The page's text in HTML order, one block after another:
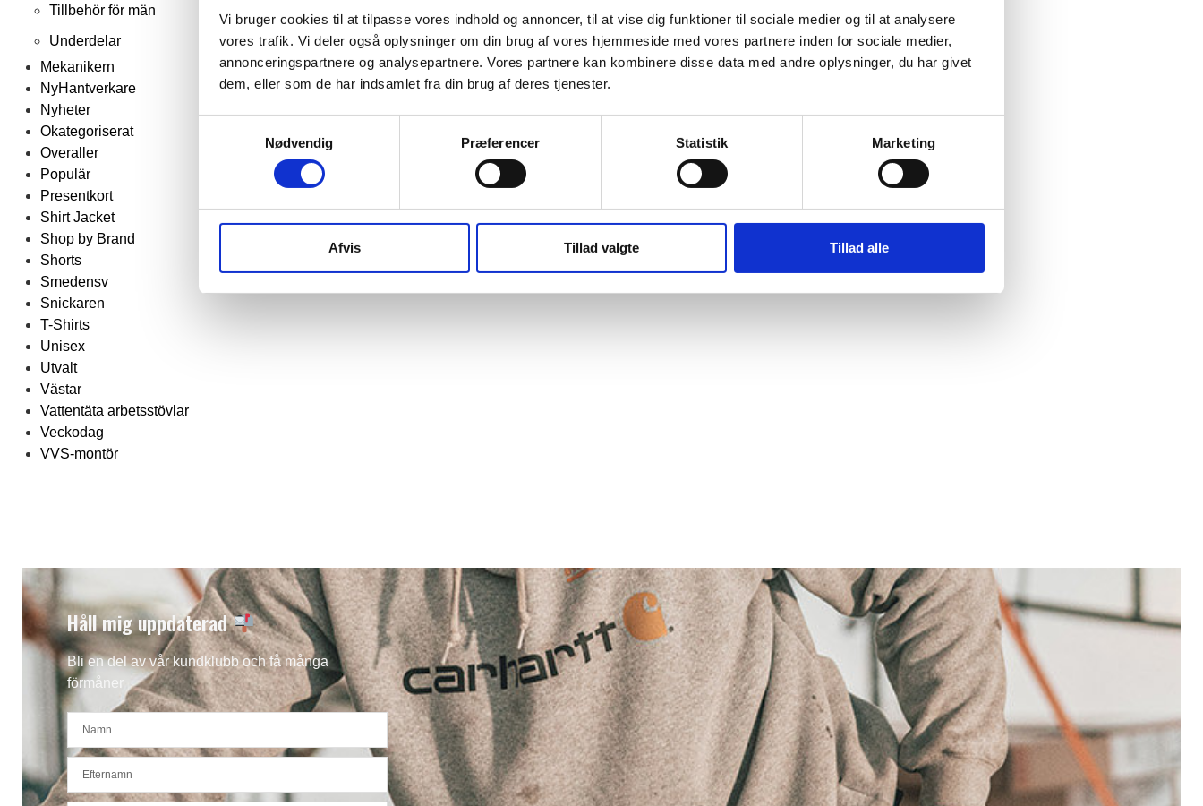
Vi bruger cookies til at tilpasse vores indhold og annoncer, til at vise dig funktioner til sociale medier og til at analysere
vores trafik. Vi deler også oplysninger om din brug af vores hjemmeside med vores partnere inden for sociale medier,
annonceringspartnere og analysepartnere. Vores partnere kan kombinere disse data med andre oplysninger, du har givet
dem, eller som de har indsamlet fra din brug af deres tjenester.
Nødvendig
Præferencer Statistik Marketing
Afvis Tillad valgte Tillad alle
Tillbehör för män
Underdelar
Mekanikern
NyHantverkare
Nyheter
Okategoriserat
Overaller
Populär
Presentkort
Shirt Jacket
Shop by Brand
Shorts
Smedensv
Snickaren
T-Shirts
Unisex
Utvalt
Västar
Vattentäta arbetsstövlar
Veckodag
VVS-montör
Håll mig uppdaterad
Bli en del av vår kundklubb och få många
förmåner